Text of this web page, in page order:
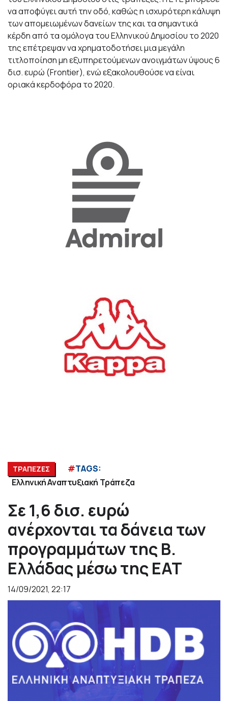
να αποφύγει αυτή την οδό, καθώς η ισχυρότερη κάλυψη
των απομειωμένων δανείων της και τα σημαντικά
κέρδη από τα ομόλογα του Ελληνικού Δημοσίου το 2020
της επέτρεψαν να χρηματοδοτήσει μια μεγάλη
τιτλοποίηση μη εξυπηρετούμενων ανοιγμάτων ύψους 6
δισ. ευρώ (Frontier), ενώ εξακολουθούσε να είναι
οριακά κερδοφόρα το 2020.
ΤΡΑΠΕΖΕΣ #TAGS:
Ελληνική Αναπτυξιακή Τράπεζα
Σε 1,6 δισ. ευρώ
ανέρχονται τα δάνεια των
προγραμμάτων της Β.
Ελλάδας μέσω της ΕΑΤ
14/09/2021, 22:17